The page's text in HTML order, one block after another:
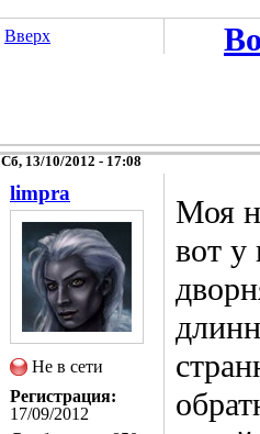
Вверх
Сб, 13/10/2012 - 17:08
limpra
Не в сети
Регистрация:
17/09/2012
Моя
вот у